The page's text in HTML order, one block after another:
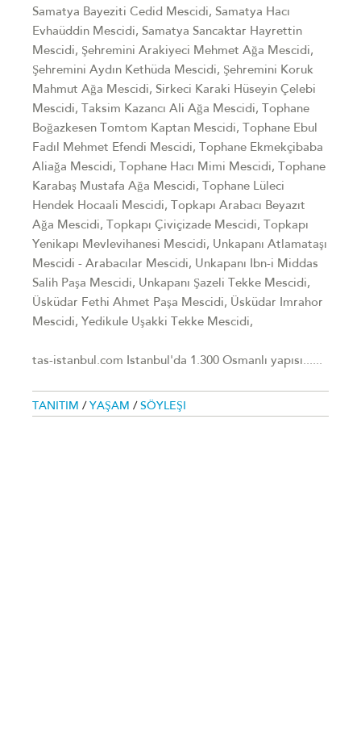
Samatya Bayeziti Cedid Mescidi, Samatya Hacı
Evhaüddin Mescidi, Samatya Sancaktar Hayrettin
Mescidi, Şehremini Arakiyeci Mehmet Ağa Mescidi,
Şehremini Aydın Kethüda Mescidi, Şehremini Koruk
Mahmut Ağa Mescidi, Sirkeci Karaki Hüseyin Çelebi
Mescidi, Taksim Kazancı Ali Ağa Mescidi, Tophane
Boğazkesen Tomtom Kaptan Mescidi, Tophane Ebul
Fadıl Mehmet Efendi Mescidi, Tophane Ekmekçibaba
Aliağa Mescidi, Tophane Hacı Mimi Mescidi, Tophane
Karabaş Mustafa Ağa Mescidi, Tophane Lüleci
Hendek Hocaali Mescidi, Topkapı Arabacı Beyazıt
Ağa Mescidi, Topkapı Çiviçizade Mescidi, Topkapı
Yenikapı Mevlevihanesi Mescidi, Unkapanı Atlamataşı
Mescidi - Arabacılar Mescidi, Unkapanı Ibn-i Middas
Salih Paşa Mescidi, Unkapanı Şazeli Tekke Mescidi,
Üsküdar Fethi Ahmet Paşa Mescidi, Üsküdar Imrahor
Mescidi, Yedikule Uşakki Tekke Mescidi,
tas-istanbul.com Istanbul'da 1.300 Osmanlı yapısı......
TANITIM / YAŞAM / SÖYLEŞI